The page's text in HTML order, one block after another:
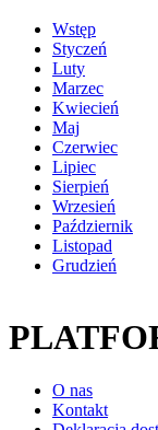
Wstęp
Styczeń
Luty
Marzec
Kwiecień
Maj
Czerwiec
Lipiec
Sierpień
Wrzesień
Październik
Listopad
Grudzień
O nas
Kontakt